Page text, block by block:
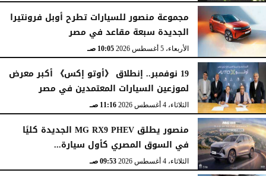
الأربعاء، 5 أغسطس 2026
مجموعة منصور للسيارات تطرح أوبل فرونتيرا
الجديدة سبعة مقاعد في مصر
الأربعاء، 5 أغسطس 2026 10:05 صـ
19 نوفمبر.. إنطلاق 《أوتو إكس》 أكبر معرض
لموزعين السيارات المعتمدين في مصر
الثلاثاء، 4 أغسطس 2026 11:16 صـ
منصور يطلق MG RX9 PHEV الجديدة كليًا
في السوق المصري كأول سيارة...
الثلاثاء، 4 أغسطس 2026 09:53 صـ